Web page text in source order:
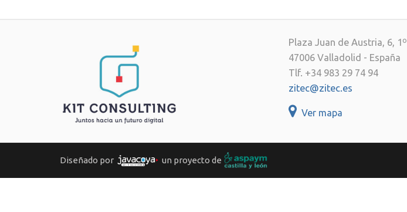
Plaza Juan de Austria, 6, 1º
47006 Valladolid - España
Tlf. +34 983 29 74 94
zitec@zitec.es
Ver mapa
Diseñado por un proyecto de